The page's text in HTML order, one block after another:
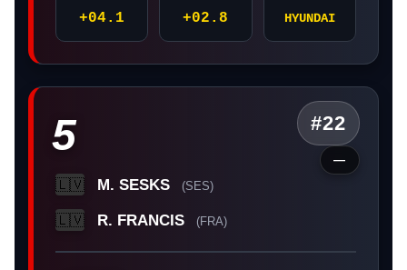
+04.1 +02.8 HYUNDAI
5 #22
—
🇱🇻 M. SESKS (SES)
🇱🇻 R. FRANCIS (FRA)